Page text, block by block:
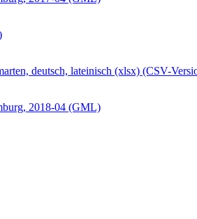
deutsch, lateinisch (xlsx) (CSV-
2018-04 (GML)